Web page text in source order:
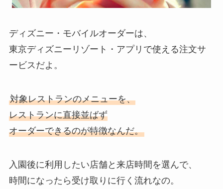
ディズニー・モバイルオーダーは、
東京ディズニーリゾート・アプリで使える注文サ
ービスだよ。
対象レストランのメニューを、
レストランに直接並ばず
オーダーできるのが特徴なんだ。
入園後に利用したい店舗と来店時間を選んで、
時間になったら受け取りに行く流れなの。